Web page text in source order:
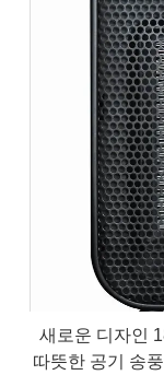
새로운 디자인
따뜻한 공기 송